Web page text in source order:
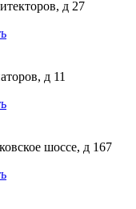
д 27
д 11
шоссе, д 167